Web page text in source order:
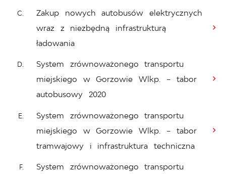
Zakup nowych autobusów elektrycznych
wraz z niezbędną infrastrukturą
ładowania
System zrównoważonego transportu
miejskiego w Gorzowie Wlkp. – tabor
autobusowy 2020
System zrównoważonego transportu
miejskiego w Gorzowie Wlkp. – tabor
tramwajowy i infrastruktura techniczna
System zrównoważonego transportu